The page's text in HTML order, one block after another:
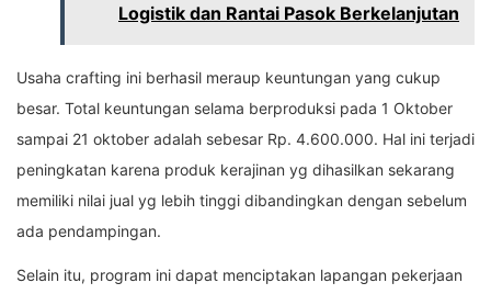
Logistik dan Rantai Pasok Berkelanjutan
Usaha crafting ini berhasil meraup keuntungan yang cukup
besar. Total keuntungan selama berproduksi pada 1 Oktober
sampai 21 oktober adalah sebesar Rp. 4.600.000. Hal ini terjadi
peningkatan karena produk kerajinan yg dihasilkan sekarang
memiliki nilai jual yg lebih tinggi dibandingkan dengan sebelum
ada pendampingan.
Selain itu, program ini dapat menciptakan lapangan pekerjaan